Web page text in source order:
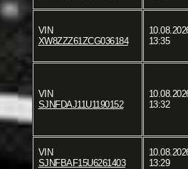
VIN
XW8ZZZ61ZCG036184
13:35
VIN
SJNFDAJ11U1190152
13:32
VIN
SJNFBAF15U6261403
13:29